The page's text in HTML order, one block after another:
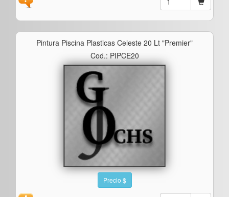
Pintura Piscina Plasticas Celeste 20 Lt "premier"
Cod.: PIPCE20
Precio $